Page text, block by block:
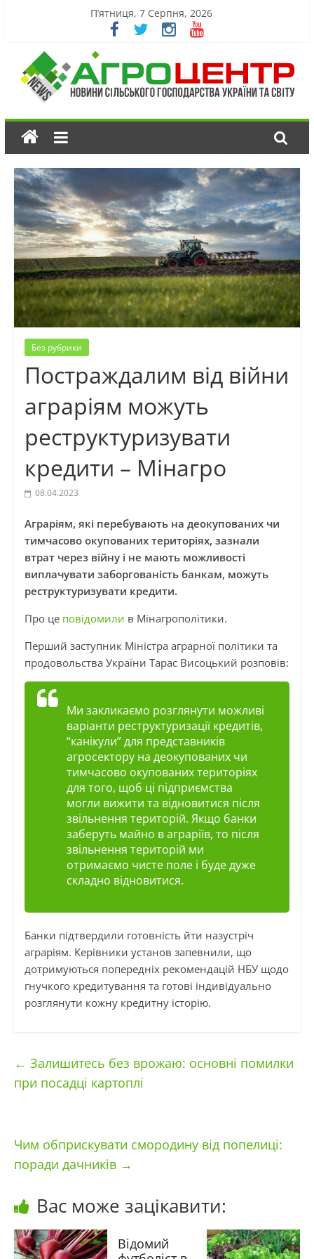
П’ятниця, 7 Серпня, 2026
Без рубрики
Постраждалим від війни
аграріям можуть
реструктуризувати
кредити – Мінагро
08.04.2023
Аграріям, які перебувають на деокупованих чи
тимчасово окупованих територіях, зазнали
втрат через війну і не мають можливості
виплачувати заборгованість банкам, можуть
реструктуризувати кредити.
Про це повідомили в Мінагрополітики.
Перший заступник Міністра аграрної політики та
продовольства України Тарас Висоцький розповів:
Ми закликаємо розглянути можливі
варіанти реструктуризації кредитів,
“канікули” для представників
агросектору на деокупованих чи
тимчасово окупованих територіях
для того, щоб ці підприємства
могли вижити та відновитися після
звільнення територій. Якщо банки
заберуть майно в аграріїв, то після
звільнення територій ми
отримаємо чисте поле і буде дуже
складно відновитися.
Банки підтвердили готовність йти назустріч
аграріям. Керівники установ запевнили, що
дотримуються попередніх рекомендацій НБУ щодо
гнучкого кредитування та готові індивідуально
розглянути кожну кредитну історію.
← Залишитесь без врожаю: основні помилки
при посадці картоплі
Чим обприскувати смородину від попелиці:
поради дачників →
Вас може зацікавити:
Відомий